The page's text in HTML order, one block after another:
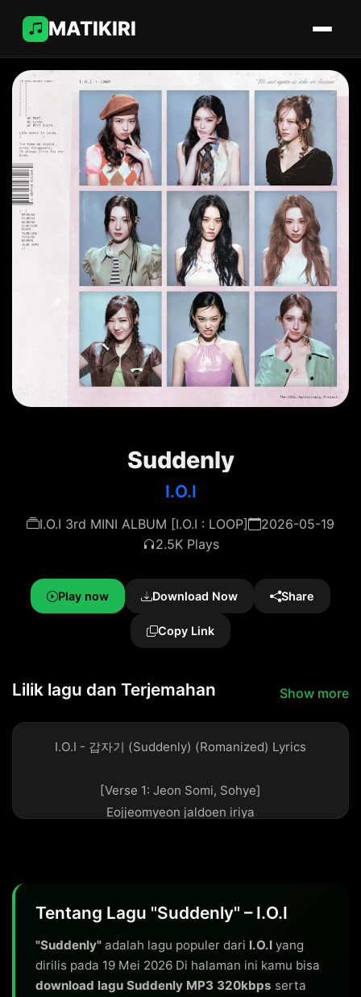
MATIKIRI
Suddenly
I.O.I
I.O.I 3rd MINI ALBUM [I.O.I : LOOP]
2026-05-19
2.5K Plays
Play now Download Now Share
Copy Link
Lilik lagu dan Terjemahan Show more
I.O.I - 갑자기 (Suddenly) (Romanized) Lyrics
[Verse 1: Jeon Somi, Sohye]
Eojjeomyeon jaldoen iriya
[Pre-Chorus: Chungha, Yeonjung]
Meonameon huimihan gieok
Ijen nae mamsok neol jiwoya hana
Tentang Lagu "Suddenly" – I.O.I
"Suddenly" adalah lagu populer dari I.O.I yang
dirilis pada 19 Mei 2026 Di halaman ini kamu bisa
download lagu Suddenly MP3 320kbps serta